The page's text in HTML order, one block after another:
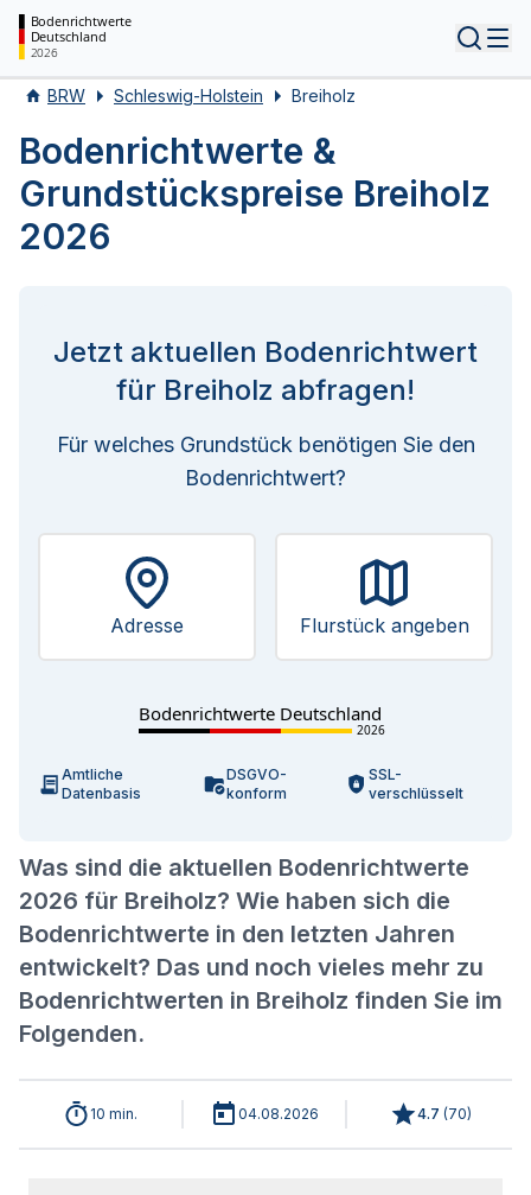
Bodenrichtwerte
Deutschland
2026
BRW Schleswig-Holstein Breiholz
Bodenrichtwerte &
Grundstückspreise Breiholz
2026
Was sind die aktuellen Bodenrichtwerte
2026 für Breiholz? Wie haben sich die
Bodenrichtwerte in den letzten Jahren
entwickelt? Das und noch vieles mehr zu
Bodenrichtwerten in Breiholz finden Sie im
Folgenden.
Jetzt aktuellen Bodenrichtwert
für Breiholz abfragen!
Für welches Grundstück benötigen Sie den
Bodenrichtwert?
Adresse Flurstück angeben
Bodenrichtwerte Deutschland
2026
Amtliche
Datenbasis
DSGVO-
konform
SSL-
verschlüsselt
10 min. 04.08.2026 4.7 (70)